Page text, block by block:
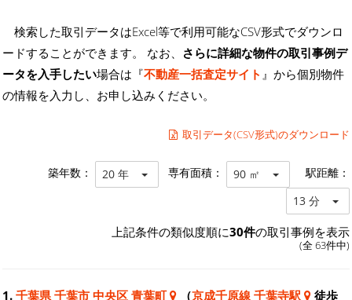
検索した取引データはExcel等で利用可能なCSV形式でダウンロ
ードすることができます。 なお、 さらに詳細な物件の取引事例デ
ータを入手したい場合は『不動産一括査定サイト 』から個別物件
の情報を入力し、お申し込みください。
取引データ(CSV形式)のダウンロード
築年数： 20 年 専有面積： 90 ㎡ 駅距離：
13 分
上記条件の類似度順に30件の取引事例を表示
(全 63件中)
1. 千葉県 千葉市 中央区 青葉町 （京成千原線 千葉寺駅
徒歩